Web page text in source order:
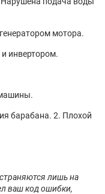
мотора.
и инвертором.
машины.
барабана. 2. Плохой
лишь на
ваш код ошибки,